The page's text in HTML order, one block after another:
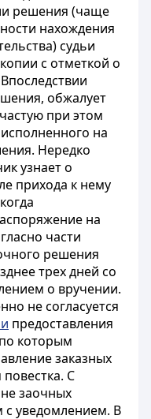
решения (чаще
нахождения
судьи
с отметкой о
обжалует
при этом
на
Нередко
узнает о
прихода к нему
на
части
решения
трех дней со
о вручении.
не согласуется
предоставления
которым
заказных
С
заочных
уведомлением. В